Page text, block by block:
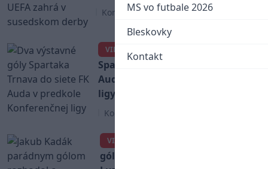
MS vo futbale 2026
Bleskovky
Kontakt
Konferenčná liga
VIDEO
Dva výstavné góly
Spartaka Trnava do siete FK
Auda v predkole Konferenčnej
ligy
Konferenčná liga
VIDEO
gólom rozhodol o triumfe